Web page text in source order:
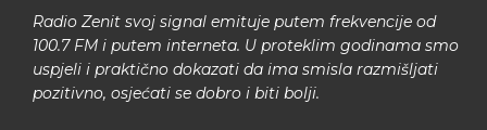
Radio Zenit svoj signal emituje putem frekvencije od
100.7 FM i putem interneta. U proteklim godinama smo
uspjeli i praktično dokazati da ima smisla razmišljati
pozitivno, osjećati se dobro i biti bolji.